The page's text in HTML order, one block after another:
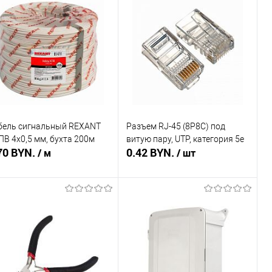
в 1 клик
Сравнение
избранное
Недоступно
Купить в 1 клик
Сравнение
В избранное
Недоступно
сигнальный REXANT
4х0,5 мм, бухта 200м
BYN. / м
в 1 клик
избранное
Недоступно
Разъем RJ-45 (8P8C) под
витую пару, UTP, категория 5e
0.42 BYN. / шт
Купить в 1 клик